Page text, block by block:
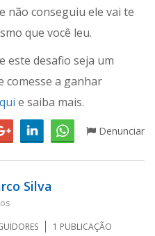
não conseguiu ele vai te
que você leu.
este desafio seja um
comesse a ganhar
e saiba mais.
Denunciar
Silva
1 PUBLICAÇÃO